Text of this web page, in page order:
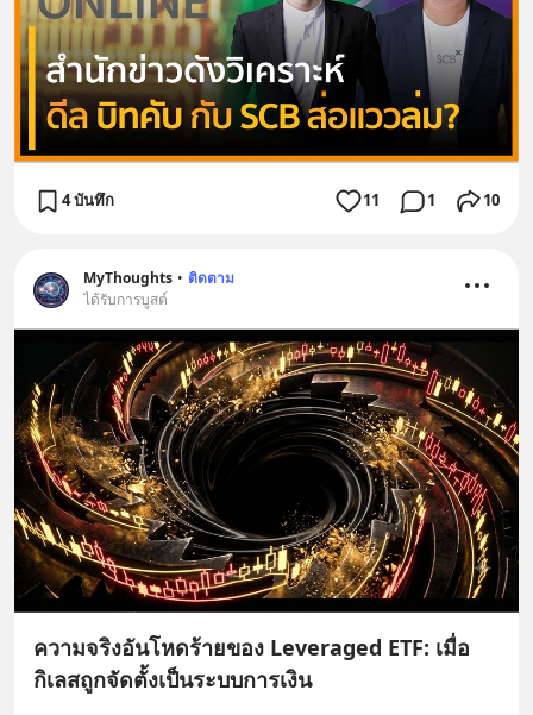
4 บันทึก 11 1 10
MyThoughts • ติดตาม
ได้รับการบูสต์
ความจริงอันโหดร้ายของ Leveraged ETF: เมื่อ
กิเลสถูกจัดตั้งเป็นระบบการเงิน